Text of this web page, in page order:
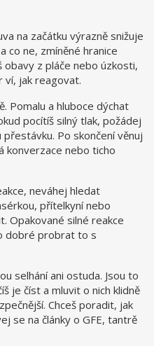
na začátku výrazně snižuje
co ne, zmíněné hranice
z pláče nebo úzkosti,
jak reagovat.
Pomalu a hluboce dýchat
pocítíš silný tlak, požádej
Po skončení věnuj
konverzace nebo ticho
neváhej hledat
přítelkyní nebo
Opakované silné reakce
dobré probrat to s
selhání ani ostuda. Jsou to
je číst a mluvit o nich klidně
Chceš poradit, jak
se na články o GFE, tantrě